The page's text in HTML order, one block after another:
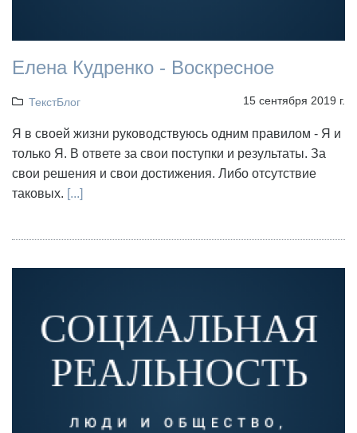
Елена Кудренко - Воскресное
ТекстБлог 15 сентября 2019 г.
Я в своей жизни руководствуюсь одним правилом - Я и
только Я. В ответе за свои поступки и результаты. За
свои решения и свои достижения. Либо отсутствие
таковых. [...]